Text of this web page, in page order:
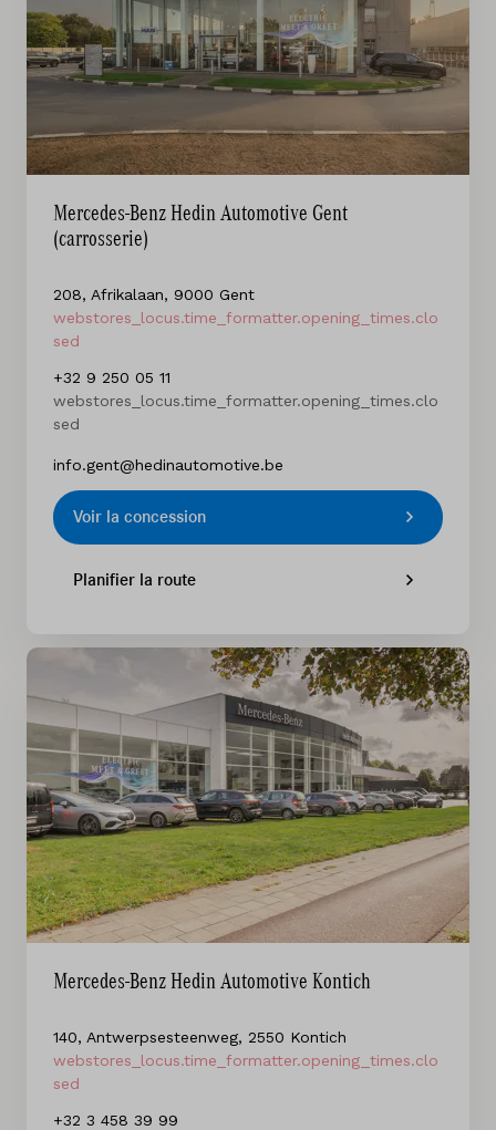
Mercedes-Benz Hedin Automotive Gent
(carrosserie)
208, Afrikalaan, 9000 Gent
webstores_locus.time_formatter.opening_times.clo
sed
+32 9 250 05 11
webstores_locus.time_formatter.opening_times.clo
sed
info.gent@hedinautomotive.be
Voir la concession
Planifier la route
Mercedes-Benz Hedin Automotive Kontich
140, Antwerpsesteenweg, 2550 Kontich
webstores_locus.time_formatter.opening_times.clo
sed
+32 3 458 39 99